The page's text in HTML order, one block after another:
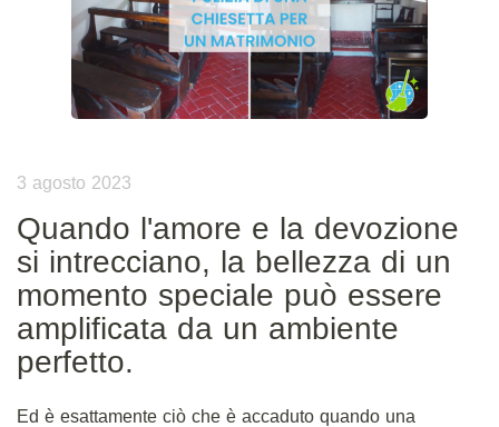
3 agosto 2023
Quando l'amore e la devozione
si intrecciano, la bellezza di un
momento speciale può essere
amplificata da un ambiente
perfetto.
Ed è esattamente ciò che è accaduto quando una